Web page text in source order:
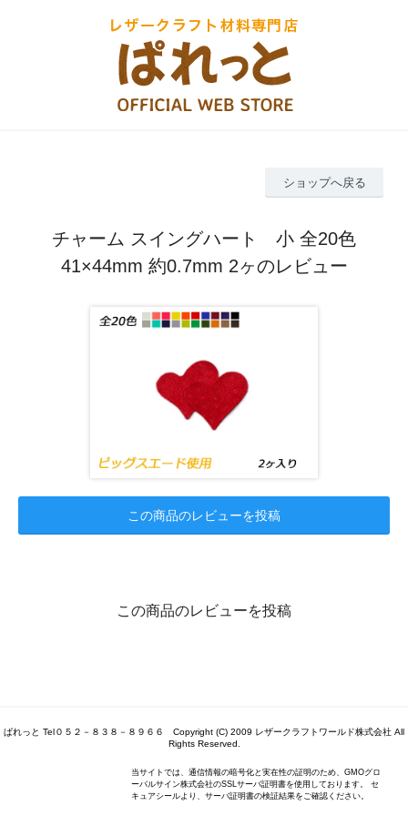
ショップへ戻る
チャーム スイングハート 小 全20色
41×44mm 約0.7mm 2ヶのレビュー
この商品のレビューを投稿
この商品のレビューを投稿
ぱれっと Tel０５２－８３８－８９６６ Copyright (C) 2009 レザークラフトワールド株式会社 All
Rights Reserved.
当サイトでは、通信情報の暗号化と実在性の証明のため、GMOグロ
ーバルサイン株式会社のSSLサーバ証明書を使用しております。 セ
キュアシールより、サーバ証明書の検証結果をご確認ください。